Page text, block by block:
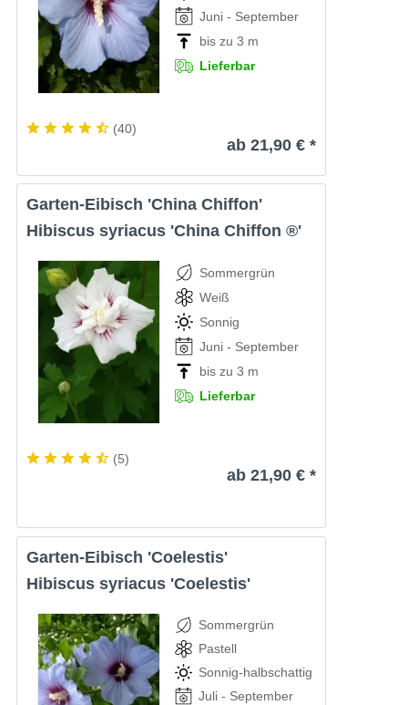
Juni - September
bis zu 3 m
Lieferbar
(40)
ab 21,90 € *
Garten-Eibisch 'China Chiffon'
Hibiscus syriacus 'China Chiffon ®'
Sommergrün
Weiß
Sonnig
Juni - September
bis zu 3 m
Lieferbar
(5)
ab 21,90 € *
Garten-Eibisch 'Coelestis'
Hibiscus syriacus 'Coelestis'
Sommergrün
Pastell
Sonnig-halbschattig
Juli - September